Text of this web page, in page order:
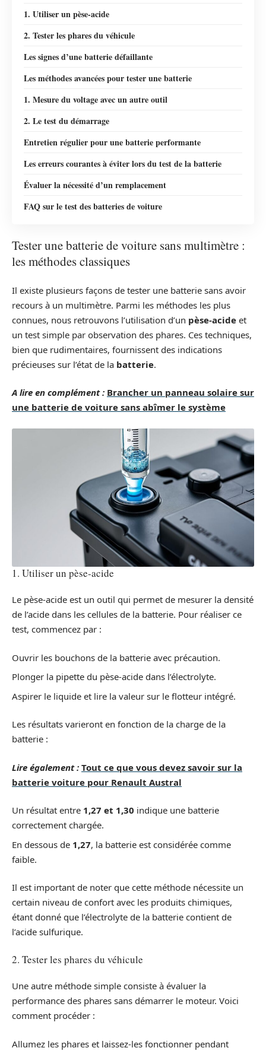
1. Utiliser un pèse-acide
2. Tester les phares du véhicule
Les signes d’une batterie défaillante
Les méthodes avancées pour tester une batterie
1. Mesure du voltage avec un autre outil
2. Le test du démarrage
Entretien régulier pour une batterie performante
Les erreurs courantes à éviter lors du test de la batterie
Évaluer la nécessité d’un remplacement
FAQ sur le test des batteries de voiture
Tester une batterie de voiture sans multimètre :
les méthodes classiques
Il existe plusieurs façons de tester une batterie sans avoir
recours à un multimètre. Parmi les méthodes les plus
connues, nous retrouvons l’utilisation d’un pèse-acide et
un test simple par observation des phares. Ces techniques,
bien que rudimentaires, fournissent des indications
précieuses sur l’état de la batterie.
A lire en complément : Brancher un panneau solaire sur
une batterie de voiture sans abîmer le système
1. Utiliser un pèse-acide
Le pèse-acide est un outil qui permet de mesurer la densité
de l’acide dans les cellules de la batterie. Pour réaliser ce
test, commencez par :
Ouvrir les bouchons de la batterie avec précaution.
Plonger la pipette du pèse-acide dans l’électrolyte.
Aspirer le liquide et lire la valeur sur le flotteur intégré.
Les résultats varieront en fonction de la charge de la
batterie :
Lire également : Tout ce que vous devez savoir sur la
batterie voiture pour Renault Austral
Un résultat entre 1,27 et 1,30 indique une batterie
correctement chargée.
En dessous de 1,27, la batterie est considérée comme
faible.
Il est important de noter que cette méthode nécessite un
certain niveau de confort avec les produits chimiques,
étant donné que l’électrolyte de la batterie contient de
l’acide sulfurique.
2. Tester les phares du véhicule
Une autre méthode simple consiste à évaluer la
performance des phares sans démarrer le moteur. Voici
comment procéder :
Allumez les phares et laissez-les fonctionner pendant